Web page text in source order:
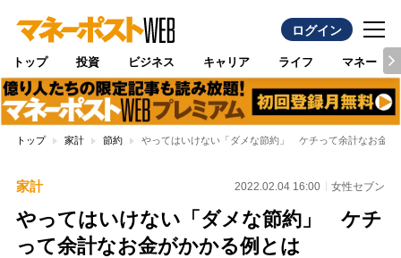
ログイン
トップ 投資 ビジネス キャリア ライフ マネー
トップ 家計 節約 やってはいけない「ダメな節約」 ケチって余計なお金が
家計 2022.02.04 16:00 女性セブン
やってはいけない「ダメな節約」 ケチ
って余計なお金がかかる例とは